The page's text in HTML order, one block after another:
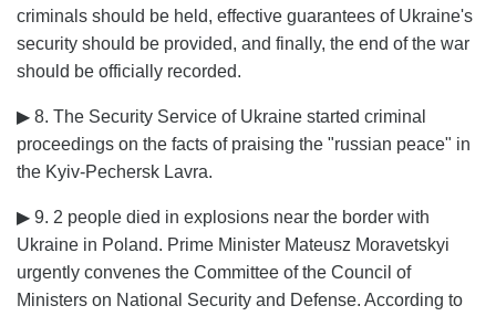
criminals should be held, effective guarantees of Ukraine's
security should be provided, and finally, the end of the war
should be officially recorded.
▶ 8. The Security Service of Ukraine started criminal
proceedings on the facts of praising the "russian peace" in
the Kyiv-Pechersk Lavra.
▶ 9. 2 people died in explosions near the border with
Ukraine in Poland. Prime Minister Mateusz Moravetskyi
urgently convenes the Committee of the Council of
Ministers on National Security and Defense. According to